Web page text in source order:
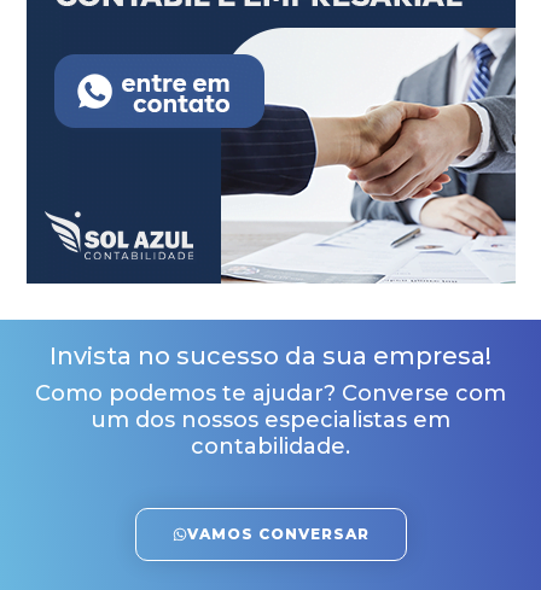
Invista no sucesso da sua empresa!
Como podemos te ajudar? Converse com
um dos nossos especialistas em
contabilidade.
VAMOS CONVERSAR